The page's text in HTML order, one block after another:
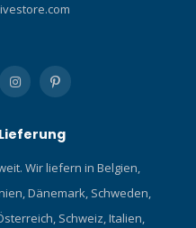
Wir liefern in Belgien,
Dänemark, Schweden,
Schweiz, Italien,